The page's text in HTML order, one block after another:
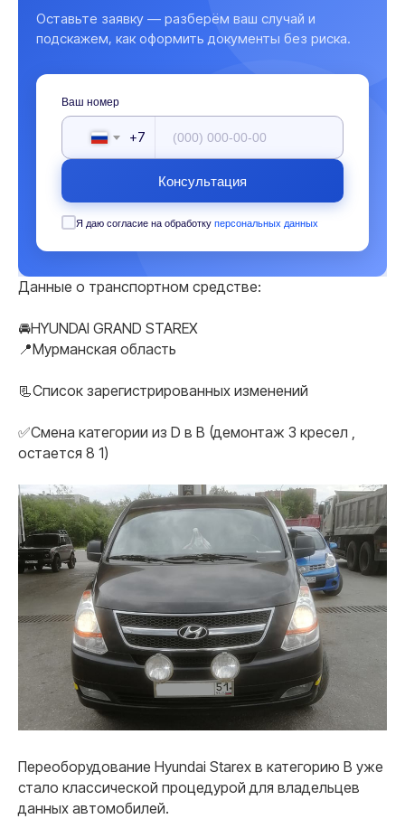
Оставьте заявку — разберём ваш случай и
подскажем, как оформить документы без риска.
Ваш номер
+7
Консультация
Я даю согласие на обработку персональных данных
Данные о транспортном средстве:
🚘HYUNDAI GRAND STAREX
📍Мурманская область
📃Список зарегистрированных изменений
✅Смена категории из D в B (демонтаж 3 кресел ,
остается 8 1)
Переоборудование Hyundai Starex в категорию B уже
стало классической процедурой для владельцев
данных автомобилей.